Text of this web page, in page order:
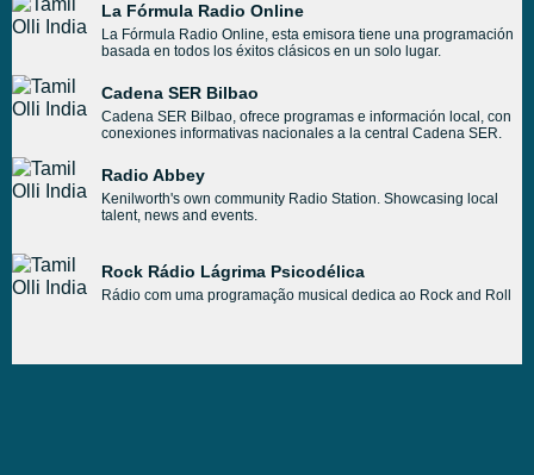
La Fórmula Radio Online
La Fórmula Radio Online, esta emisora tiene una programación
basada en todos los éxitos clásicos en un solo lugar.
Cadena SER Bilbao
Cadena SER Bilbao, ofrece programas e información local, con
conexiones informativas nacionales a la central Cadena SER.
Radio Abbey
Kenilworth's own community Radio Station. Showcasing local
talent, news and events.
Rock Rádio Lágrima Psicodélica
Rádio com uma programação musical dedica ao Rock and Roll